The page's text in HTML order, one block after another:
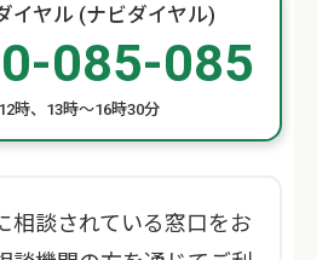
イヤル (ナビダイヤル)
085-085
時、13時～16時30分
相談されている窓口をお